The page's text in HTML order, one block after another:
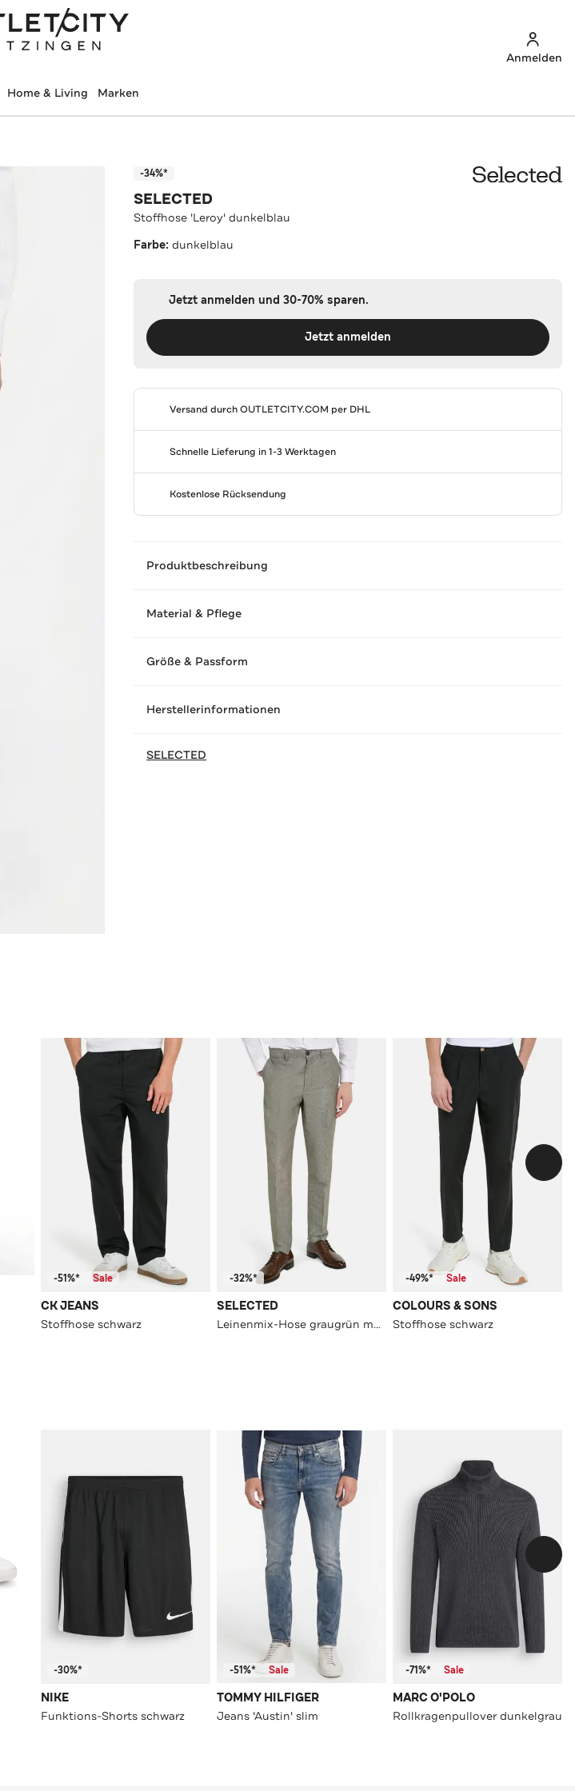
Anmelden
Home & Living Marken
-34%*
SELECTED
Stoffhose 'Leroy' dunkelblau
Farbe:dunkelblau
Jetzt anmelden und 30-70% sparen.
Jetzt anmelden
Versand durchOUTLETCITY.COM per DHL
Schnelle Lieferung in 1-3 Werktagen
Kostenlose Rücksendung
Produktbeschreibung
Material & Pflege
Größe & Passform
Herstellerinformationen
SELECTED
-51%* Sale
CK JEANS
Stoffhose schwarz
-32%*
SELECTED
Leinenmix-Hose graugrün meliert
-49%* Sale
COLOURS & SONS
Stoffhose schwarz
-30%*
NIKE
Funktions-Shorts schwarz
-51%* Sale
TOMMY HILFIGER
Jeans 'Austin' slim
-71%* Sale
MARC O'POLO
Rollkragenpullover dunkelgrau